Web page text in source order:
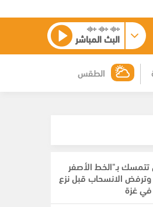
البث المباشر
الطقس
تتمسك بـ"الخط الأصفر
وترفض الانسحاب قبل نزع
في غزة